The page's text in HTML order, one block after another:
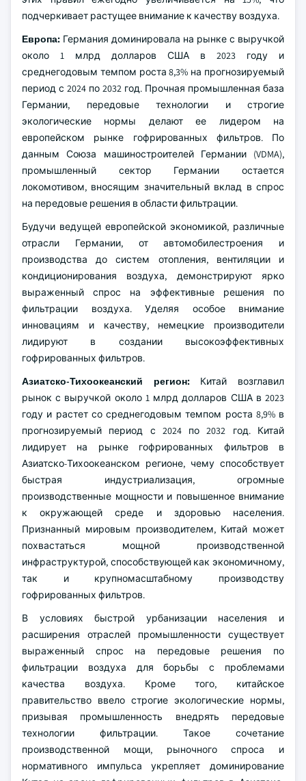
подчеркивает растущее внимание к качеству воздуха.
Европа: Германия доминировала на рынке с выручкой
около 1 млрд долларов США в 2023 году и
среднегодовым темпом роста 8,3% на прогнозируемый
период с 2024 по 2032 год. Прочная промышленная база
Германии, передовые технологии и строгие
экологические нормы делают ее лидером на
европейском рынке гофрированных фильтров. По
данным Союза машиностроителей Германии (VDMA),
промышленный сектор Германии остается
локомотивом, вносящим значительный вклад в спрос
на передовые решения в области фильтрации.
Будучи ведущей европейской экономикой, различные
отрасли Германии, от автомобилестроения и
производства до систем отопления, вентиляции и
кондиционирования воздуха, демонстрируют ярко
выраженный спрос на эффективные решения по
фильтрации воздуха. Уделяя особое внимание
инновациям и качеству, немецкие производители
лидируют в создании высокоэффективных
гофрированных фильтров.
Азиатско-Тихоокеанский регион:Китай возглавил
рынок с выручкой около 1 млрд долларов США в 2023
году и растет со среднегодовым темпом роста 8,9% в
прогнозируемый период с 2024 по 2032 год. Китай
лидирует на рынке гофрированных фильтров в
Азиатско-Тихоокеанском регионе, чему способствует
быстрая индустриализация, огромные
производственные мощности и повышенное внимание
к окружающей среде и здоровью населения.
Признанный мировым производителем, Китай может
похвастаться мощной производственной
инфраструктурой, способствующей как экономичному,
так и крупномасштабному производству
гофрированных фильтров.
В условиях быстрой урбанизации населения и
расширения отраслей промышленности существует
выраженный спрос на передовые решения по
фильтрации воздуха для борьбы с проблемами
качества воздуха. Кроме того, китайское
правительство ввело строгие экологические нормы,
призывая промышленность внедрять передовые
технологии фильтрации. Такое сочетание
производственной мощи, рыночного спроса и
нормативного импульса укрепляет доминирование